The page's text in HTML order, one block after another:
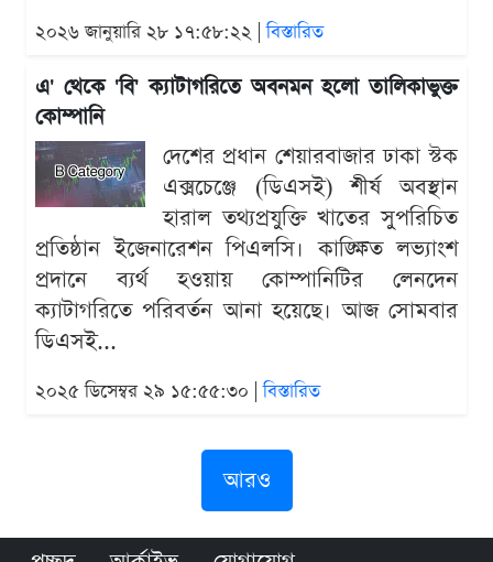
২০২৬ জানুয়ারি ২৮ ১৭:৫৮:২২ |বিস্তারিত
এ' থেকে 'বি' ক্যাটাগরিতে অবনমন হলো তালিকাভুক্ত
কোম্পানি
দেশের প্রধান শেয়ারবাজার ঢাকা স্টক
এক্সচেঞ্জে (ডিএসই) শীর্ষ অবস্থান
হারাল তথ্যপ্রযুক্তি খাতের সুপরিচিত
প্রতিষ্ঠান ইজেনারেশন পিএলসি। কাঙ্ক্ষিত লভ্যাংশ
প্রদানে ব্যর্থ হওয়ায় কোম্পানিটির লেনদেন
ক্যাটাগরিতে পরিবর্তন আনা হয়েছে। আজ সোমবার
ডিএসই...
২০২৫ ডিসেম্বর ২৯ ১৫:৫৫:৩০ |বিস্তারিত
আরও